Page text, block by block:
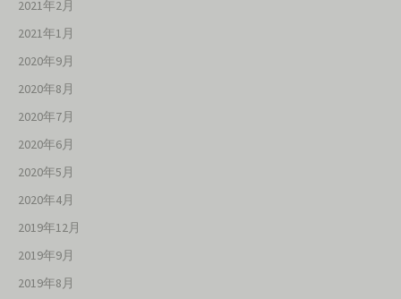
2021年2月
2021年1月
2020年9月
2020年8月
2020年7月
2020年6月
2020年5月
2020年4月
2019年12月
2019年9月
2019年8月